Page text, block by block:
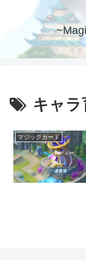
キャラ
マジックカード